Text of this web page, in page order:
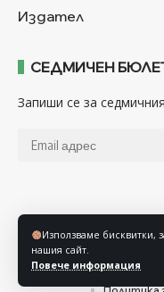
Използваме бисквитки,
нашия сайт.
Повече информация
Издател
СЕДМИЧЕН
Запиши се за
Общи условия